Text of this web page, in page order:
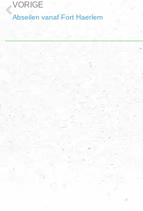
VORIGE
Abseilen vanaf Fort Haerlem